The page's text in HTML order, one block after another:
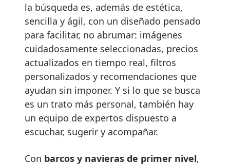
la búsqueda es, además de estética,
sencilla y ágil, con un diseñado pensado
para facilitar, no abrumar: imágenes
cuidadosamente seleccionadas, precios
actualizados en tiempo real, filtros
personalizados y recomendaciones que
ayudan sin imponer. Y si lo que se busca
es un trato más personal, también hay
un equipo de expertos dispuesto a
escuchar, sugerir y acompañar.
Con barcos y navieras de primer nivel,